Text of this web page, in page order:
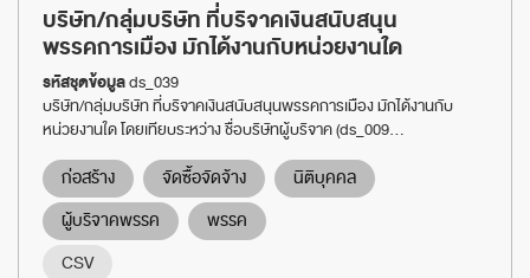
บริษัท/กลุ่มบริษัท ที่บริจาคเงินสนับสนุน
พรรคการเมือง มักได้งานกับหน่วยงานใด
รหัสชุดข้อมูลds_039
บริษัท/กลุ่มบริษัท ที่บริจาคเงินสนับสนุนพรรคการเมือง มักได้งานกับ
หน่วยงานใด โดยเทียบระหว่าง ชื่อบริษัทผู้บริจาค (ds_009...
ก่อสร้าง จัดซื้อจัดจ้าง
นิติบุคคล
ผู้บริจาคพรรค
พรรค
CSV